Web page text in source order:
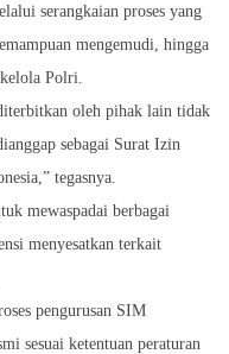
serangkaian proses yang
mengemudi, hingga
Polri.
oleh pihak lain tidak
sebagai Surat Izin
tegasnya.
mewaspadai berbagai
menyesatkan terkait
pengurusan SIM
sesuai ketentuan peraturan